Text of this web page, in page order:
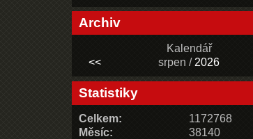
Archiv
Kalendář
<<
srpen / 2026
Statistiky
Celkem:
1172768
Měsíc:
38140